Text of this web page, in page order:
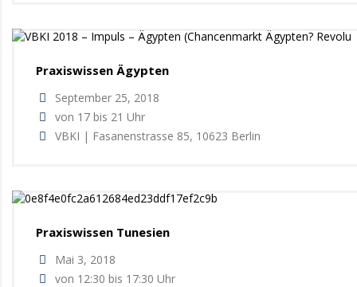
Praxiswissen Ägypten
September 25, 2018
von 17 bis 21 Uhr
VBKI | Fasanenstrasse 85, 10623 Berlin
Praxiswissen Tunesien
Mai 3, 2018
von 12:30 bis 17:30 Uhr